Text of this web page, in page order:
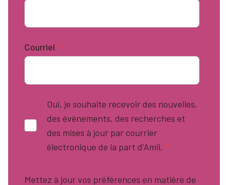
Courriel *
Oui, je souhaite recevoir des nouvelles,
des événements, des recherches et
des mises à jour par courrier
électronique de la part d'Amii. *
Mettez à jour vos préférences en matière de